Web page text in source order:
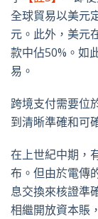
全球貿易以美元
元。此外，美元
款中佔50%。如
易。
跨境支付需要位
到清晰準確和可
在上世紀中期，
布。但由於電傳
息交換來核證準
相繼開放資本賬